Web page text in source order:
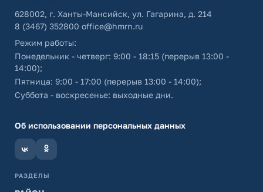
628002, г. Ханты-Мансийск, ул. Гагарина, д. 214
8 (3467) 352800 office@hmrn.ru
Режим работы:
Понедельник - четверг: 9:00 - 18:15 (перерыв 13:00 -
14:00);
Пятница: 9:00 - 17:00 (перерыв 13:00 - 14:00);
Суббота - воскресенье: выходные дни.
Об использовании персональных данных
РАЗДЕЛЫ